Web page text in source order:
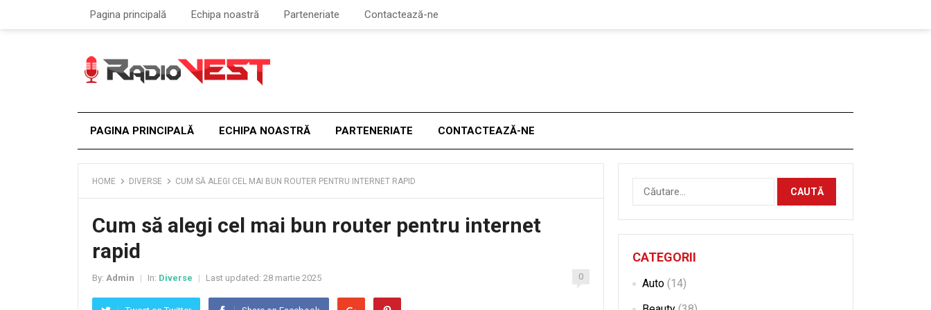
Pagina principală Echipa noastră Parteneriate Contactează-ne
PAGINA PRINCIPALĂ ECHIPA NOASTRĂ PARTENERIATE CONTACTEAZĂ-NE
HOME DIVERSE CUM SĂ ALEGI CEL MAI BUN ROUTER PENTRU INTERNET RAPID
Cum să alegi cel mai bun router pentru internet
rapid
By: Admin In: Diverse Last updated: 28 martie 2025 0
Caută
după:
CATEGORII
Auto (14)